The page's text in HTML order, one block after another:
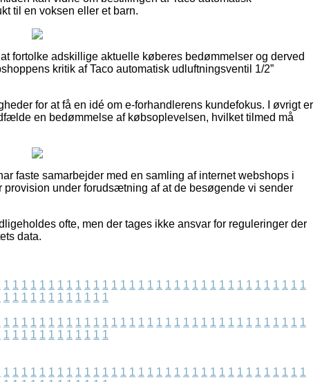
til en voksen eller et barn.
fortolke adskillige aktuelle køberes bedømmelser og derved
kritik af Taco automatisk udluftningsventil 1/2”
for at få en idé om e-forhandlerens kundefokus. I øvrigt er
en bedømmelse af købsoplevelsen, hvilket tilmed må
faste samarbejder med en samling af internet webshops i
provision under forudsætning af at de besøgende vi sender
ofte, men der tages ikke ansvar for reguleringer der
data.
1 1 1 1 1 1 1 1 1 1 1 1 1 1 1 1 1 1 1 1 1 1 1 1 1 1 1 1 1 1 1 1 1 1
1 1 1 1 1 1 1 1 1 1 1 1
1 1 1 1 1 1 1 1 1 1 1 1 1 1 1 1 1 1 1 1 1 1 1 1 1 1 1 1 1 1 1 1 1 1
1 1 1 1 1 1 1 1 1 1 1 1
1 1 1 1 1 1 1 1 1 1 1 1 1 1 1 1 1 1 1 1 1 1 1 1 1 1 1 1 1 1 1 1 1 1